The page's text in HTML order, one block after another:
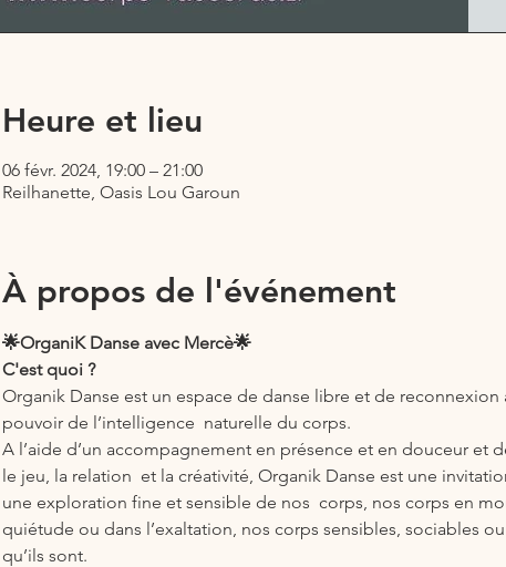
Heure et lieu
06 févr. 2024, 19:00 – 21:00
Reilhanette, Oasis Lou Garoun
À propos de l'événement
🌟OrganiK Danse avec Mercè🌟
C'est quoi ?
Organik Danse est un espace de danse libre et de reconnexion
pouvoir de l’intelligence  naturelle du corps.
A l’aide d’un accompagnement en présence et en douceur et
le jeu, la relation  et la créativité, Organik Danse est une
une exploration fine et sensible de nos  corps, nos corps en
quiétude ou dans l’exaltation, nos corps sensibles, sociables
qu’ils sont.